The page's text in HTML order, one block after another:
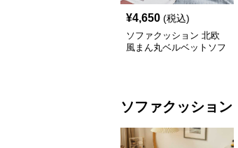
¥4,650 (税込)
ソファクッション 北欧
風まん丸ベルベットソフ
ソファクッション